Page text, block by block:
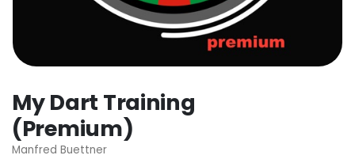
My Dart Training
(Premium)
Manfred Buettner